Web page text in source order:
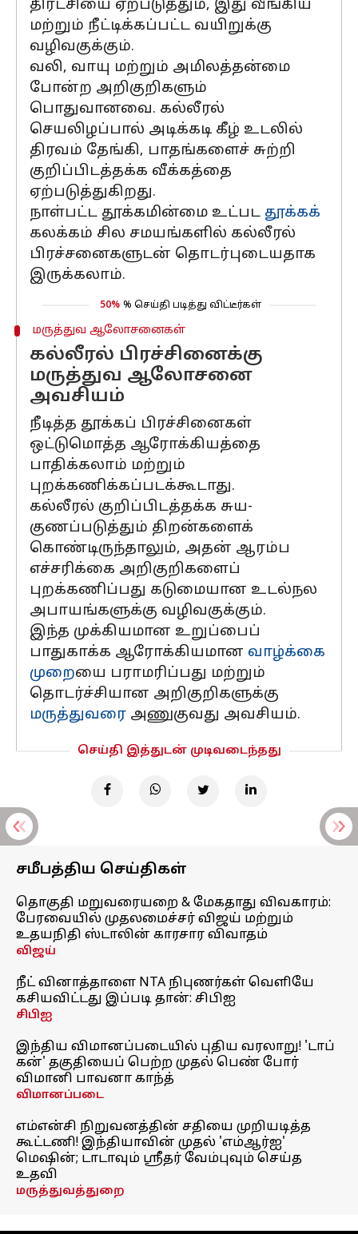
திரட்சியை ஏற்படுத்தும், இது வீங்கிய
மற்றும் நீட்டிக்கப்பட்ட வயிறுக்கு
வழிவகுக்கும்.
வலி, வாயு மற்றும் அமிலத்தன்மை
போன்ற அறிகுறிகளும்
பொதுவானவை. கல்லீரல்
செயலிழப்பால் அடிக்கடி கீழ் உடலில்
திரவம் தேங்கி, பாதங்களைச் சுற்றி
குறிப்பிடத்தக்க வீக்கத்தை
ஏற்படுத்துகிறது.
நாள்பட்ட தூக்கமின்மை உட்பட தூக்கக்
கலக்கம் சில சமயங்களில் கல்லீரல்
பிரச்சனைகளுடன் தொடர்புடையதாக
இருக்கலாம்.
50% % செய்தி படித்து விட்டீர்கள்
மருத்துவ ஆலோசனைகள்
கல்லீரல் பிரச்சினைக்கு
மருத்துவ ஆலோசனை
அவசியம்
நீடித்த தூக்கப் பிரச்சினைகள்
ஒட்டுமொத்த ஆரோக்கியத்தை
பாதிக்கலாம் மற்றும்
புறக்கணிக்கப்படக்கூடாது.
கல்லீரல் குறிப்பிடத்தக்க சுய-
குணப்படுத்தும் திறன்களைக்
கொண்டிருந்தாலும், அதன் ஆரம்ப
எச்சரிக்கை அறிகுறிகளைப்
புறக்கணிப்பது கடுமையான உடல்நல
அபாயங்களுக்கு வழிவகுக்கும்.
இந்த முக்கியமான உறுப்பைப்
பாதுகாக்க ஆரோக்கியமான வாழ்க்கை
முறையை பராமரிப்பது மற்றும்
தொடர்ச்சியான அறிகுறிகளுக்கு
மருத்துவரை அணுகுவது அவசியம்.
செய்தி இத்துடன் முடிவடைந்தது
சமீபத்திய செய்திகள்
தொகுதி மறுவரையறை & மேகதாது விவகாரம்:
பேரவையில் முதலமைச்சர் விஜய் மற்றும்
உதயநிதி ஸ்டாலின் காரசார விவாதம்
விஜய்
நீட் வினாத்தாளை NTA நிபுணர்கள் வெளியே
கசியவிட்டது இப்படி தான்: சிபிஐ
சிபிஐ
இந்திய விமானப்படையில் புதிய வரலாறு! 'டாப்
கன்' தகுதியைப் பெற்ற முதல் பெண் போர்
விமானி பாவனா காந்த்
விமானப்படை
எம்என்சி நிறுவனத்தின் சதியை முறியடித்த
கூட்டணி! இந்தியாவின் முதல் 'எம்ஆர்ஐ'
மெஷின்; டாடாவும் ஸ்ரீதர் வேம்புவும் செய்த
உதவி
மருத்துவத்துறை